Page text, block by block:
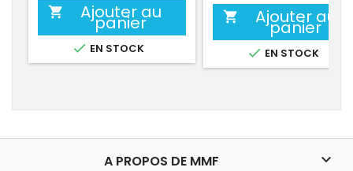
 Ajouter au
panier
 EN STOCK
 Ajouter au
panier
 EN STOCK
A PROPOS DE MMF 